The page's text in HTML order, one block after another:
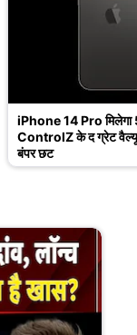
iPhone 14 Pro मिलेगा
ControlZ के द ग्रेट
बंपर छूट